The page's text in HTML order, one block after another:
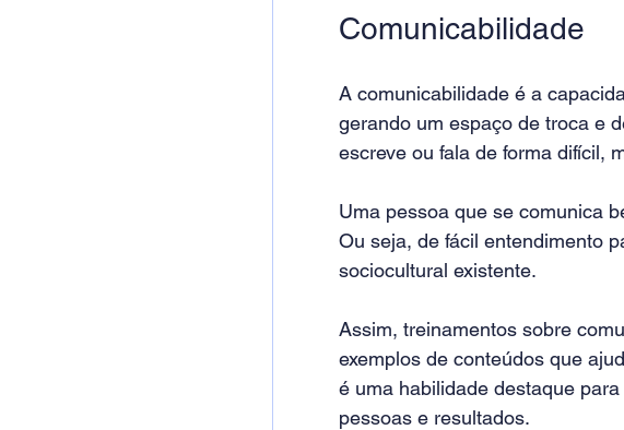
Comunicabilidade
A comunicabilidade é a
gerando um espaço de troca e
escreve ou fala de forma difícil,
Uma pessoa que se comunica
Ou seja, de fácil entendimento
sociocultural existente.
Assim, treinamentos sobre
exemplos de conteúdos que
é uma habilidade destaque para
pessoas e resultados.